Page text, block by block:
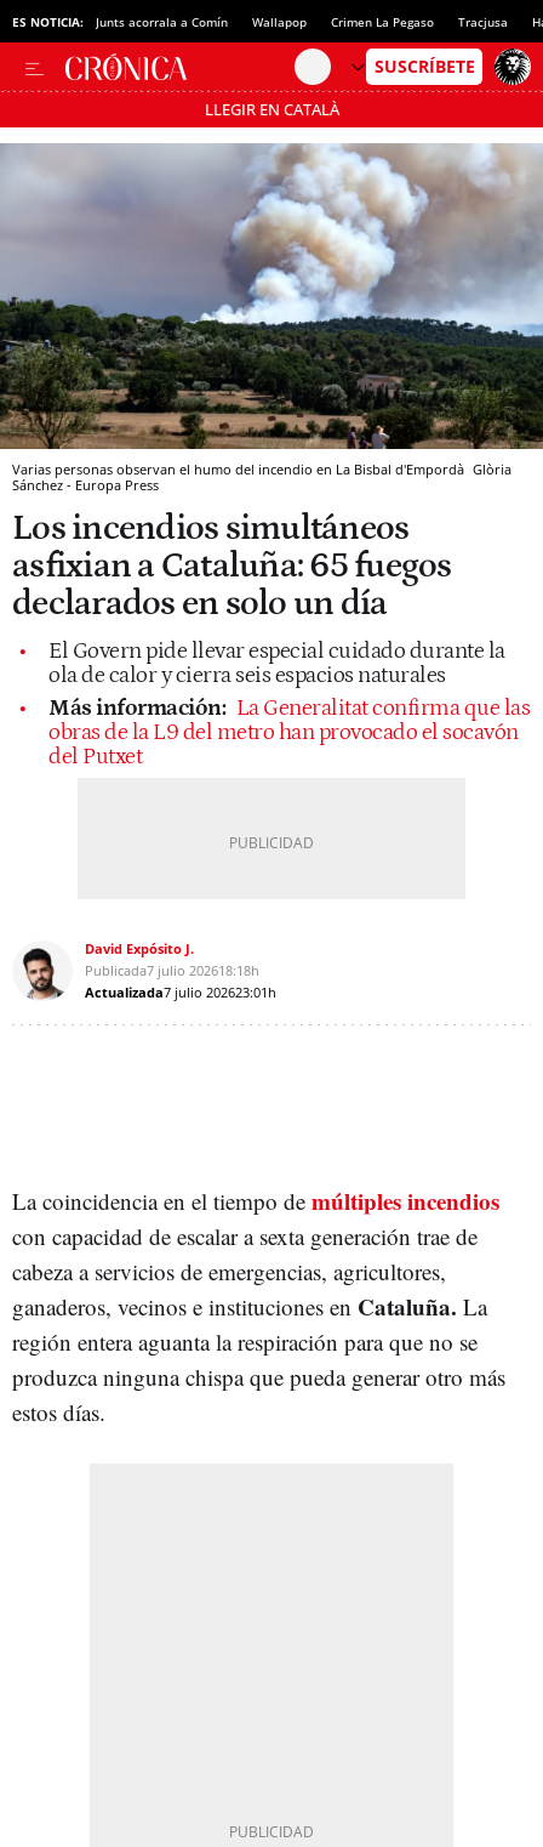
ES NOTICIA: Junts acorrala a Comín Wallapop Crimen La Pegaso Tracjusa
LLEGIR EN CATALÀ
Pásate al MODO AHORRO
Varias personas observan el humo del incendio en La Bisbal d'Empordà Glòria
Sánchez - Europa Press
Los incendios simultáneos
asfixian a Cataluña: 65 fuegos
declarados en solo un día
El Govern pide llevar especial cuidado durante la
ola de calor y cierra seis espacios naturales
Más información: La Generalitat confirma que las
obras de la L9 del metro han provocado el socavón
del Putxet
David Expósito J.
Publicada7 julio 202618:18h
Actualizada7 julio 202623:01h
La coincidencia en el tiempo de múltiples incendios
con capacidad de escalar a sexta generación trae de
cabeza a servicios de emergencias, agricultores,
ganaderos, vecinos e instituciones en Cataluña. La
región entera aguanta la respiración para que no se
produzca ninguna chispa que pueda generar otro más
estos días.